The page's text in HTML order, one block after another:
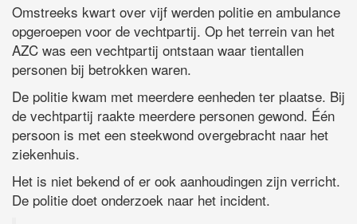
Omstreeks kwart over vijf werden politie en ambulance
opgeroepen voor de vechtpartij. Op het terrein van het
AZC was een vechtpartij ontstaan waar tientallen
personen bij betrokken waren.
De politie kwam met meerdere eenheden ter plaatse. Bij
de vechtpartij raakte meerdere personen gewond. Één
persoon is met een steekwond overgebracht naar het
ziekenhuis.
Het is niet bekend of er ook aanhoudingen zijn verricht.
De politie doet onderzoek naar het incident.